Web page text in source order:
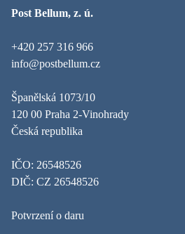
Post Bellum, z. ú.
+420 257 316 966
info@postbellum.cz
Španělská 1073/10
120 00 Praha 2-Vinohrady
Česká republika
IČO: 26548526
DIČ: CZ 26548526
Potvrzení o daru